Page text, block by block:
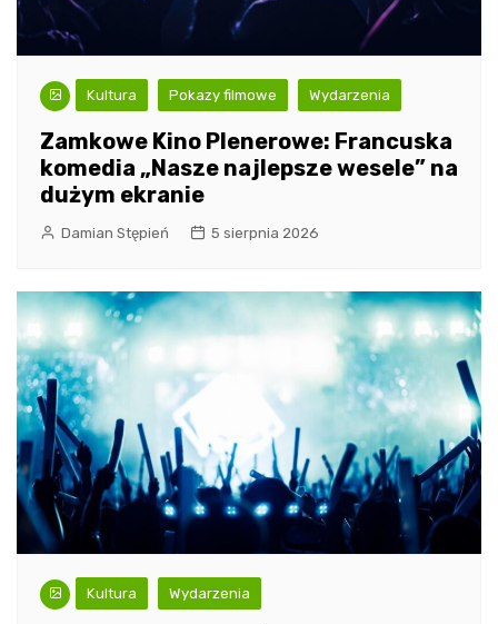
Kultura Pokazy filmowe Wydarzenia
Zamkowe Kino Plenerowe: Francuska
komedia „Nasze najlepsze wesele” na
dużym ekranie
Damian Stępień 5 sierpnia 2026
Kultura Wydarzenia